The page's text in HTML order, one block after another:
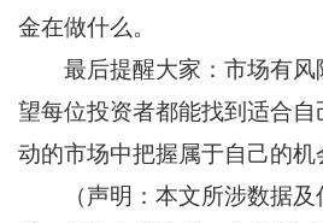
金在做什么。
最后提醒大家：市场有风
望每位投资者都能找到适合
动的市场中把握属于自己的机
（声明：本文所涉数据及